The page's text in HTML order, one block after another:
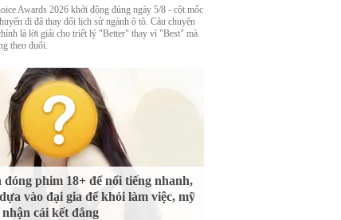
Awards 2026 khởi động đúng ngày 5/8 - cột mốc
đi đã thay đổi lịch sử ngành ô tô. Câu chuyện
là lời giải cho triết lý "Better" thay vì "Best" mà
theo đuổi.
đóng phim 18+ để nổi tiếng nhanh,
vào đại gia để khỏi làm việc, mỹ
cái kết đắng